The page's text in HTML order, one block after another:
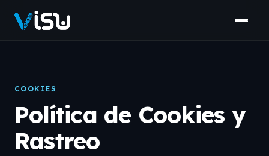
COOKIES
Política de Cookies y
Rastreo